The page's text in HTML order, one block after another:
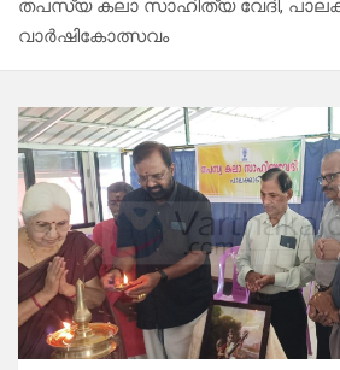
തപസ്യ കലാ സാഹിത്യ വേദി,
വാർഷികോത്സവം